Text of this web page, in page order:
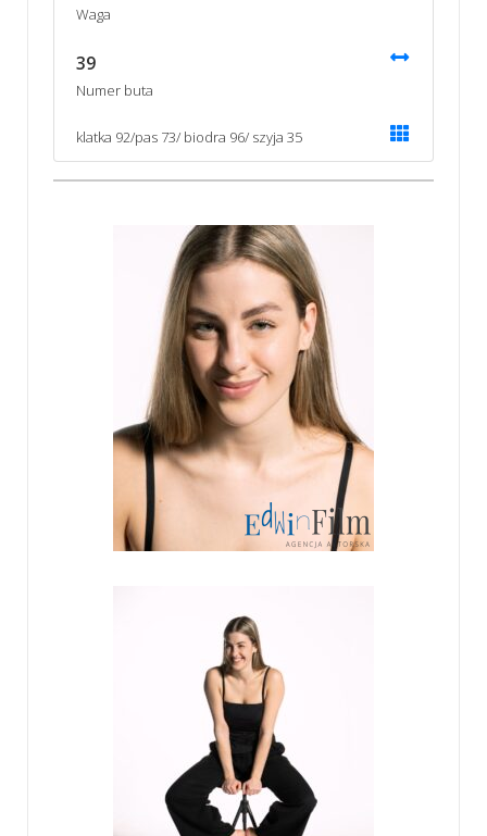
Waga
39
Numer buta
klatka 92/pas 73/ biodra 96/ szyja 35